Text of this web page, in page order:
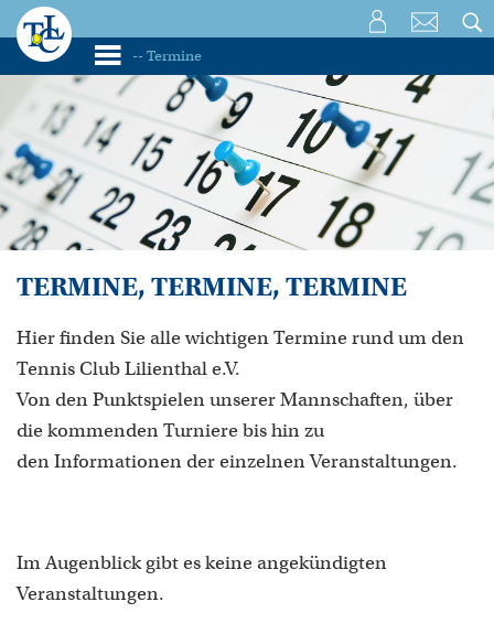
TERMINE, TERMINE, TERMINE
Hier finden Sie alle wichtigen Termine rund um den
Tennis Club Lilienthal e.V.
Von den Punktspielen unserer Mannschaften, über
die kommenden Turniere bis hin zu
den Informationen der einzelnen Veranstaltungen.
Im Augenblick gibt es keine angekündigten
Veranstaltungen.